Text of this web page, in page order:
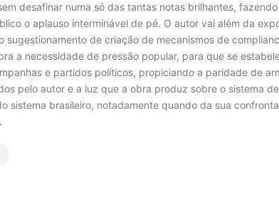
desafinar numa só das tantas notas brilhantes,
o aplauso interminável de pé. O autor vai além da
de criação de mecanismos de
a necessidade de pressão popular, para que se
e partidos políticos, propiciando a paridade de
pelo autor e a luz que a obra produz sobre o sistema
sistema brasileiro, notadamente quando da sua